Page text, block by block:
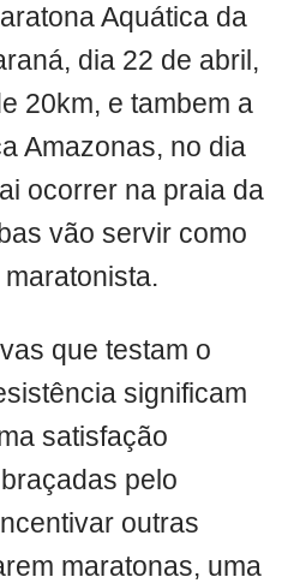
Aquática da
dia 22 de abril,
20km, e tambem a
Amazonas, no dia
ocorrer na praia da
vão servir como
maratonista.
que testam o
significam
satisfação
pelo
outras
maratonas, uma